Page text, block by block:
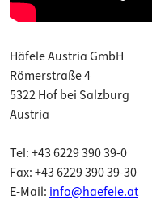
Häfele Austria GmbH
Römerstraße 4
5322 Hof bei Salzburg
Austria
Tel: +43 6229 390 39-0
Fax: +43 6229 390 39-30
E-Mail: info@haefele.at